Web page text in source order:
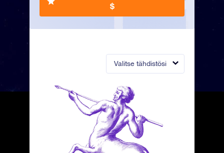
Valitse tähdistösi
$